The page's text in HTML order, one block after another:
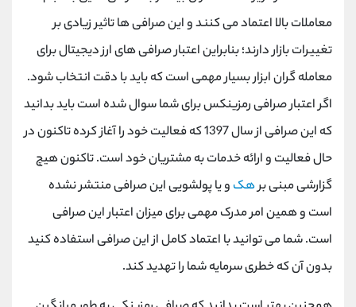
معاملات بالا اعتماد می ‌کنند و این صرافی‌ ها تاثیر زیادی بر
تغییرات بازار دارند؛ بنابراین اعتبار صرافی ‌های ارز دیجیتال برای
معامله گران ابزار بسیار مهمی است که باید با دقت انتخاب شود.
اگر اعتبار صرافی رمزینکس برای شما سوال شده است باید بدانید
که این صرافی از سال 1397 که فعالیت خود را آغاز کرده تاکنون در
حال فعالیت و ارائه خدمات به مشتریان خود است. تاکنون هیچ
گزارشی مبنی برهک و یا پولشویی این صرافی منتشر نشده
است و همین امر مدرک مهمی برای میزان اعتبار این صرافی
است. شما می توانید با اعتماد کامل از این صرافی استفاده کنید
بدون آن که خطری سرمایه شما را تهدید کند.